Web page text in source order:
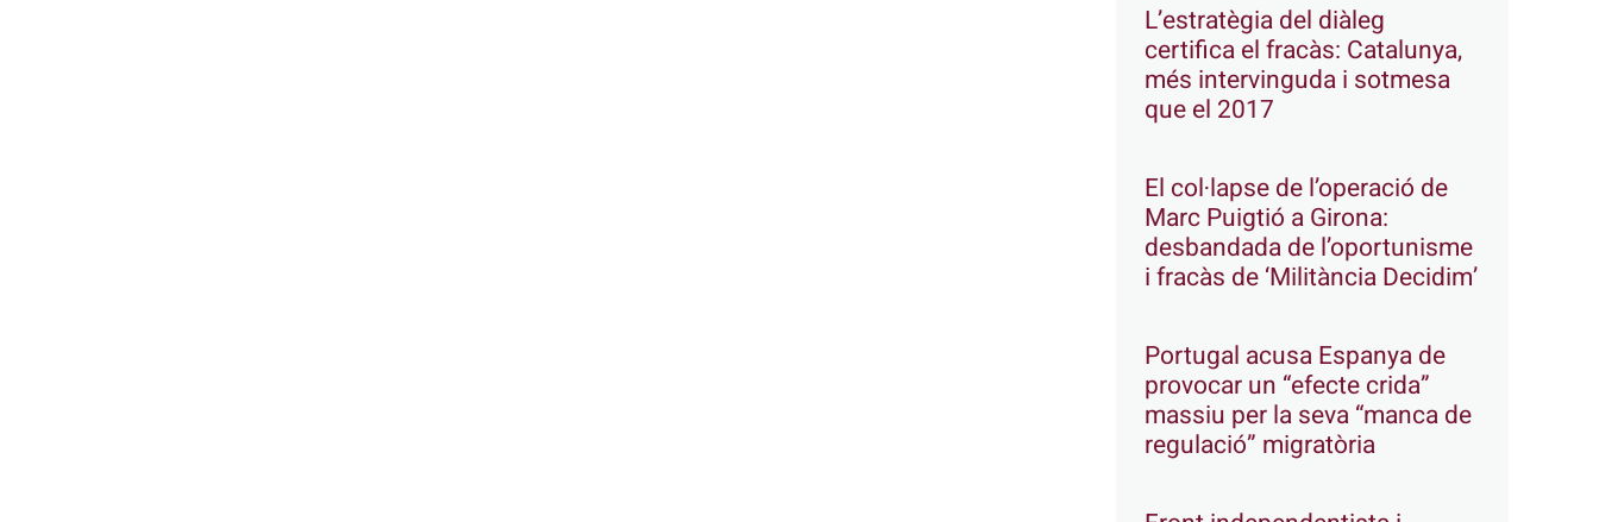
L’estratègia del diàleg
certifica el fracàs: Catalunya,
més intervinguda i sotmesa
que el 2017
El col·lapse de l’operació de
Marc Puigtió a Girona:
desbandada de l’oportunisme
i fracàs de ‘Militància Decidim’
Portugal acusa Espanya de
provocar un “efecte crida”
massiu per la seva “manca de
regulació” migratòria